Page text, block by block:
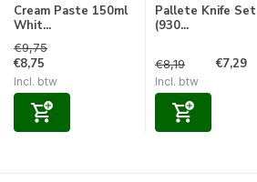
Cream Paste 150ml
Whit...
€9,75
€8,75
Incl. btw
Pallete Knife Set
(930...
€8,19 €7,29
Incl. btw